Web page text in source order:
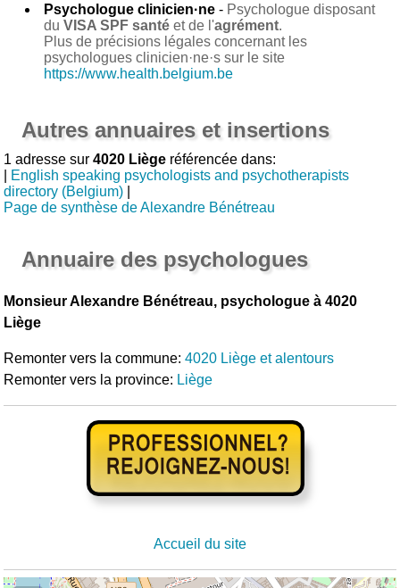
Psychologue clinicien·ne - Psychologue disposant
duVISA SPF santé et de l'agrément.
Plus de précisions légales concernant les
psychologues clinicien·ne·s sur le site
https://www.health.belgium.be
Autres annuaires et insertions
1 adresse sur4020 Liège référencée dans:
English speaking psychologists and psychotherapists
directory (Belgium)
Page de synthèse de Alexandre Bénétreau
Annuaire des psychologues
Monsieur Alexandre Bénétreau, psychologue à 4020
Liège
Remonter vers la commune:4020 Liège et alentours
Remonter vers la province: Liège
Accueil du site